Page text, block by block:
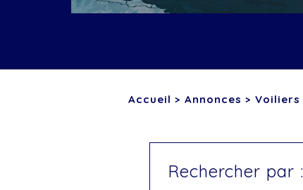
Accueil > Annonces > Voiliers
Rechercher par :